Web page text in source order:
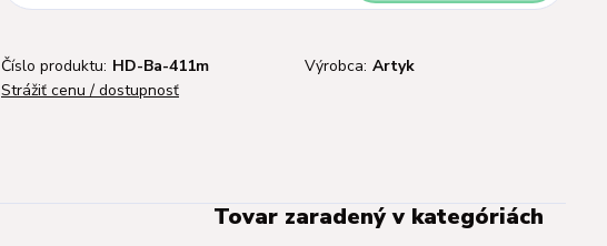
Číslo produktu: HD-Ba-411m Výrobca: Artyk
Strážiť cenu / dostupnosť
Tovar zaradený v kategóriách